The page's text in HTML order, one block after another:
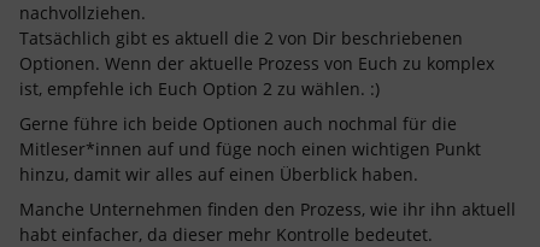
nachvollziehen.
Tatsächlich gibt es aktuell die 2 von Dir beschriebenen
Optionen. Wenn der aktuelle Prozess von Euch zu komplex
ist, empfehle ich Euch Option 2 zu wählen. :)
Gerne führe ich beide Optionen auch nochmal für die
Mitleser*innen auf und füge noch einen wichtigen Punkt
hinzu, damit wir alles auf einen Überblick haben.
Manche Unternehmen finden den Prozess, wie ihr ihn aktuell
habt einfacher, da dieser mehr Kontrolle bedeutet.